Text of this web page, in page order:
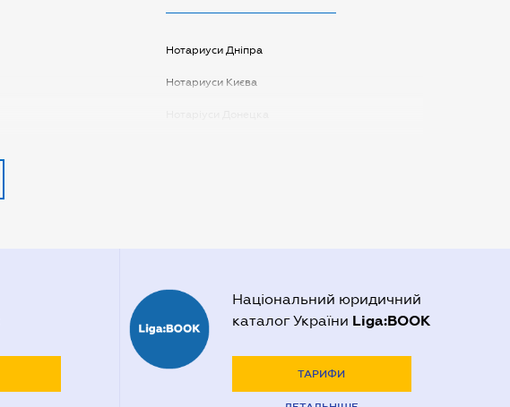
Нотариуси Дніпра
Нотариуси Києва
Національний юридичний
каталог України Liga:BOOK
ТАРИФИ